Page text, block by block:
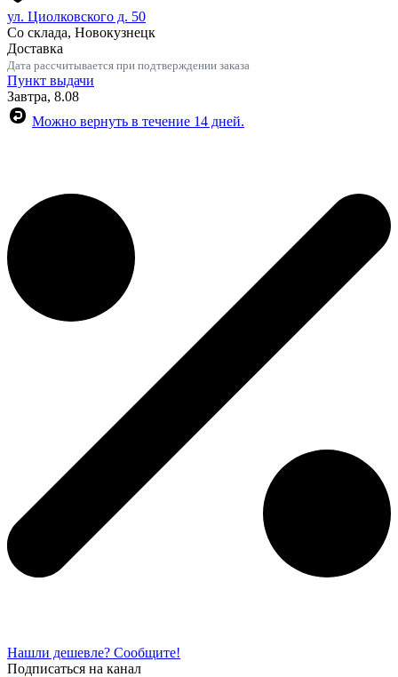
ул. Циолковского д. 50
Со склада, Новокузнецк
Доставка
Дата рассчитывается при подтверждении заказа
Пункт выдачи
Завтра, 8.08
Можно вернуть в течение 14 дней.
Нашли дешевле? Сообщите!
Подписаться на канал